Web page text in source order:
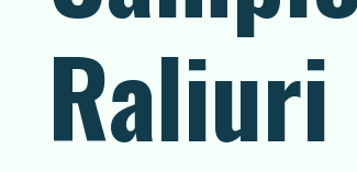
Raliuri